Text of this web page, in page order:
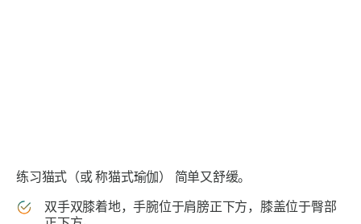
练习猫式（或称猫式瑜伽）
简单又舒缓。
双手双膝着地，手腕位于肩膀正下方，膝盖位于臀部